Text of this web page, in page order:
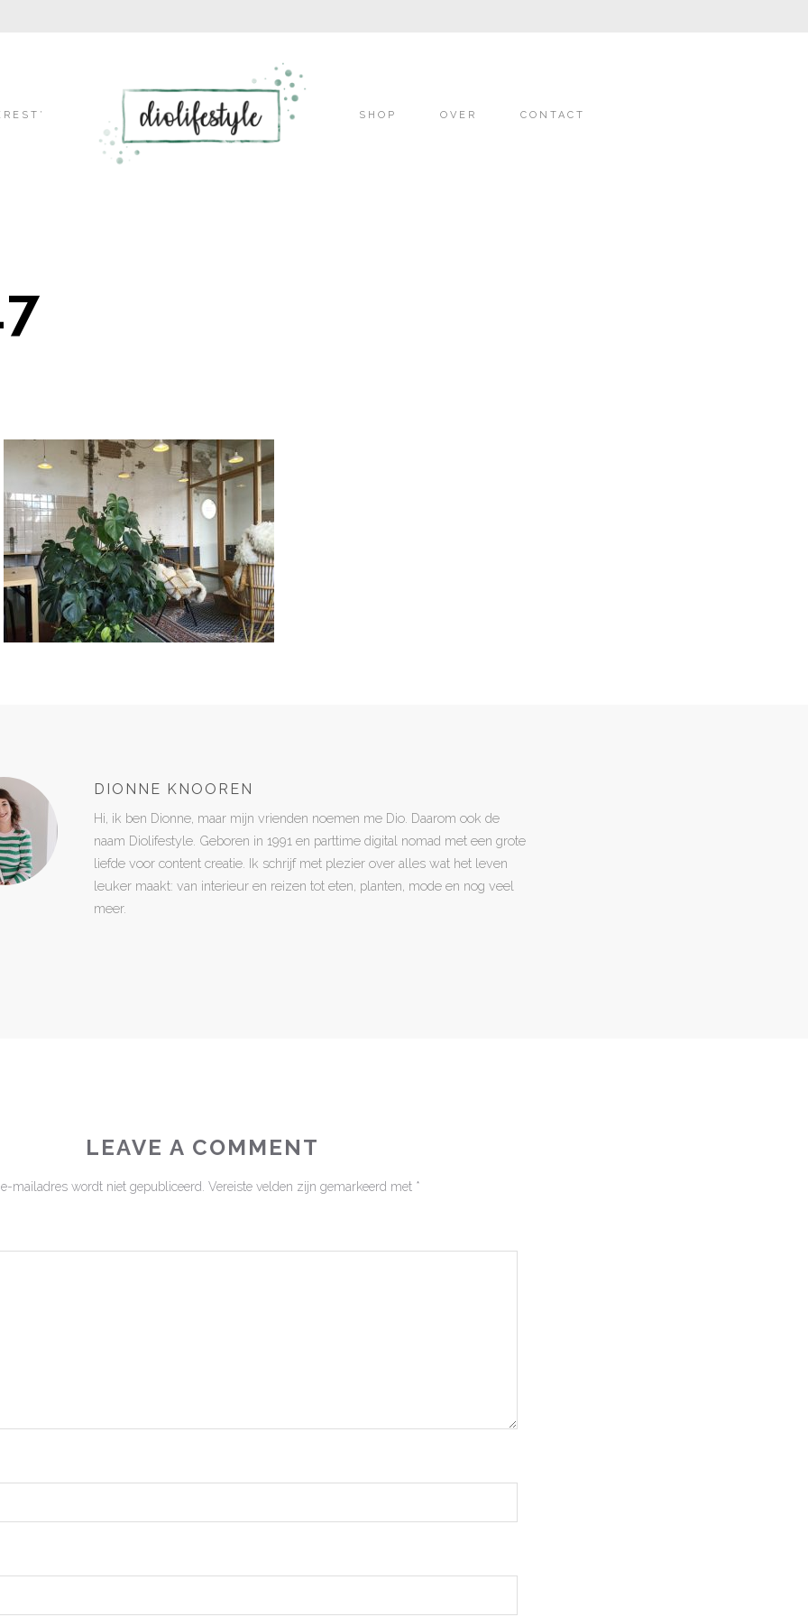
SHOP OVER CONTACT
DIONNE KNOOREN
Hi, ik ben Dionne, maar mijn vrienden noemen me Dio. Daarom ook de
naam Diolifestyle. Geboren in 1991 en parttime digital nomad met een grote
liefde voor content creatie. Ik schrijf met plezier over alles wat het leven
leuker maakt: van interieur en reizen tot eten, planten, mode en nog veel
meer.
LEAVE A COMMENT
mailadres wordt niet gepubliceerd. Vereiste velden zijn gemarkeerd met *